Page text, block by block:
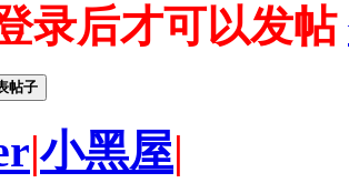
录后才可以发帖
帖子
|小黑屋|